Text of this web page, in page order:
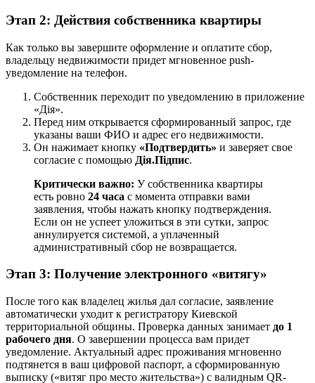
Этап 2: Действия собственника квартиры
Как только вы завершите оформление и оплатите сбор,
владельцу недвижимости придет мгновенное push-
уведомление на телефон.
Собственник переходит по уведомлению в приложение
«Дія».
Перед ним открывается сформированный запрос, где
указаны ваши ФИО и адрес его недвижимости.
Он нажимает кнопку «Подтвердить» и заверяет свое
согласие с помощью Дія.Підпис.
Критически важно: У собственника квартиры
есть ровно 24 часа с момента отправки вами
заявления, чтобы нажать кнопку подтверждения.
Если он не успеет уложиться в эти сутки, запрос
аннулируется системой, а уплаченный
административный сбор не возвращается.
Этап 3: Получение электронного «витягу»
После того как владелец жилья дал согласие, заявление
автоматически уходит к регистратору Киевской
территориальной общины. Проверка данных занимает до 1
рабочего дня. О завершении процесса вам придет
уведомление. Актуальный адрес проживания мгновенно
подтянется в ваш цифровой паспорт, а сформированную
выписку («витяг про место жительства») с валидным QR-